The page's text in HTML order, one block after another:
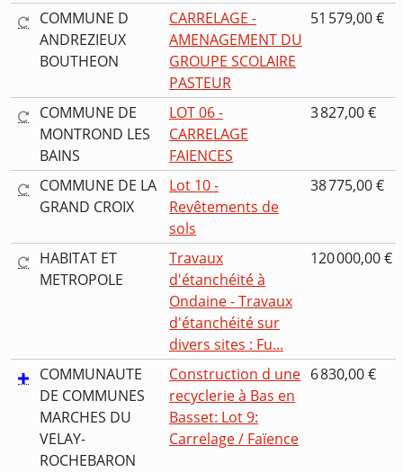
COMMUNE D
ANDREZIEUX
BOUTHEON
CARRELAGE -
AMENAGEMENT DU
GROUPE SCOLAIRE
PASTEUR
51 579,00 €
COMMUNE DE
MONTROND LES
BAINS
LOT 06 -
CARRELAGE
FAIENCES
3 827,00 €
COMMUNE DE LA
GRAND CROIX
Lot 10 -
Revêtements de
sols
38 775,00 €
HABITAT ET
METROPOLE
Travaux
d'étanchéité à
Ondaine - Travaux
d'étanchéité sur
divers sites : Fu...
120 000,00 €
COMMUNAUTE
DE COMMUNES
MARCHES DU
VELAY-
ROCHEBARON
Construction d une
recyclerie à Bas en
Basset: Lot 9:
Carrelage / Faïence
6 830,00 €